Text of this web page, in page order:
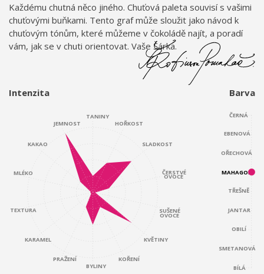
Každému chutná něco jiného. Chuťová paleta souvisí s vašimi
chuťovými buňkami. Tento graf může sloužit jako návod k
chuťovým tónům, které můžeme v čokoládě najít, a poradí
vám, jak se v chuti orientovat. Vaše Šárka.
Intenzita Barva
ČERNÁ
EBENOVÁ
OŘECHOVÁ
MAHAGON
TŘEŠNĚ
JANTAR
OBILÍ
SMETANOVÁ
BÍLÁ
TANINY
HOŘKOST
SLADKOST
ČERSTVÉ
OVOCE
SUŠENÉ
OVOCE
KVĚTINY
KOŘENÍ
BYLINY
PRAŽENÍ
KARAMEL
TEXTURA
MLÉKO
KAKAO
JEMNOST